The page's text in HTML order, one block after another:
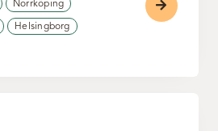
Norrköping
Helsingborg